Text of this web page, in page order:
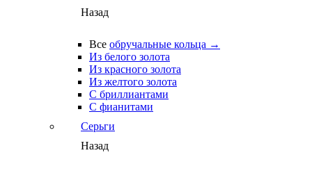
Назад
Все обручальные кольца →
Из белого золота
Из красного золота
Из желтого золота
С бриллиантами
С фианитами
Серьги
Назад